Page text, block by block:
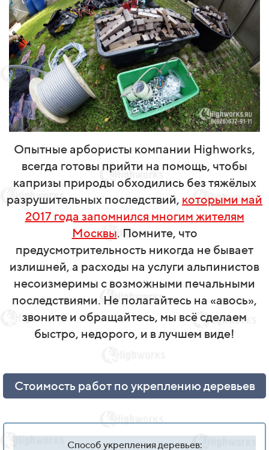
Опытные арбористы компании Highworks,
всегда готовы прийти на помощь, чтобы
капризы природы обходились без тяжёлых
разрушительных последствий, которыми май
2017 года запомнился многим жителям
Москвы. Помните, что
предусмотрительность никогда не бывает
излишней, а расходы на услуги альпинистов
несоизмеримы с возможными печальными
последствиями. Не полагайтесь на «авось»,
звоните и обращайтесь, мы всё сделаем
быстро, недорого, и в лучшем виде!
Стоимость работ по укреплению деревьев
Способ укрепления деревьев: